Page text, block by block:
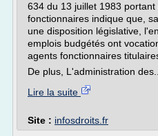
634 du 13 juillet 1983
fonctionnaires indique que,
une disposition législative,
emplois budgétés ont
agents fonctionnaires
De plus, L'administration des...
Lire la suite
Site : infosdroits.fr